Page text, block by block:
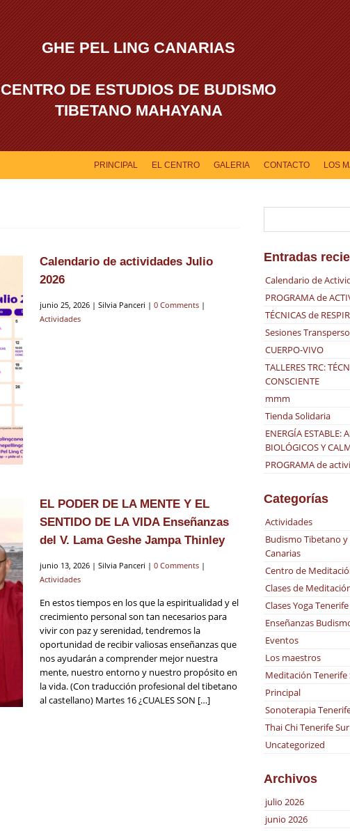
GHE PEL LING CANARIAS
CENTRO DE ESTUDIOS DE BUDISMO
TIBETANO MAHAYANA
PRINCIPAL EL CENTRO GALERIA CONTACTO LOS
Calendario de actividades Julio
2026
junio 25, 2026 | Silvia Panceri | 0 Comments |
Actividades
EL PODER DE LA MENTE Y EL
SENTIDO DE LA VIDA Enseñanzas
del V. Lama Geshe Jampa Thinley
junio 13, 2026 | Silvia Panceri | 0 Comments |
Actividades
En estos tiempos en los que la espiritualidad y el
crecimiento personal son tan necesarios para
vivir con paz y serenidad, tendremos la
oportunidad de recibir valiosas enseñanzas que
nos ayudarán a comprender mejor nuestra
mente, nuestro entorno y nuestro propósito en
la vida. (Con traducción profesional del tibetano
al castellano) Martes 16 ¿CUALES SON […]
Entradas
Calendario de
PROGRAMA de
TÉCNICAS de
Sesiones
CUERPO-VIVO
TALLERES TRC:
CONSCIENTE
mmm
Tienda Solidaria
ENERGÍA ESTABLE:
BIOLÓGICOS Y
PROGRAMA de
Categorías
Actividades
Budismo Tibetano
Canarias
Centro de
Clases de
Clases Yoga
Enseñanzas
Eventos
Los maestros
Meditación Tenerife
Principal
Sonoterapia
Thai Chi Tenerife Sur
Uncategorized
Archivos
julio 2026
junio 2026